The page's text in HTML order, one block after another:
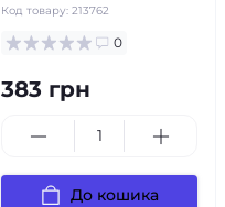
Код товару: 213762
0
383 грн
До кошика